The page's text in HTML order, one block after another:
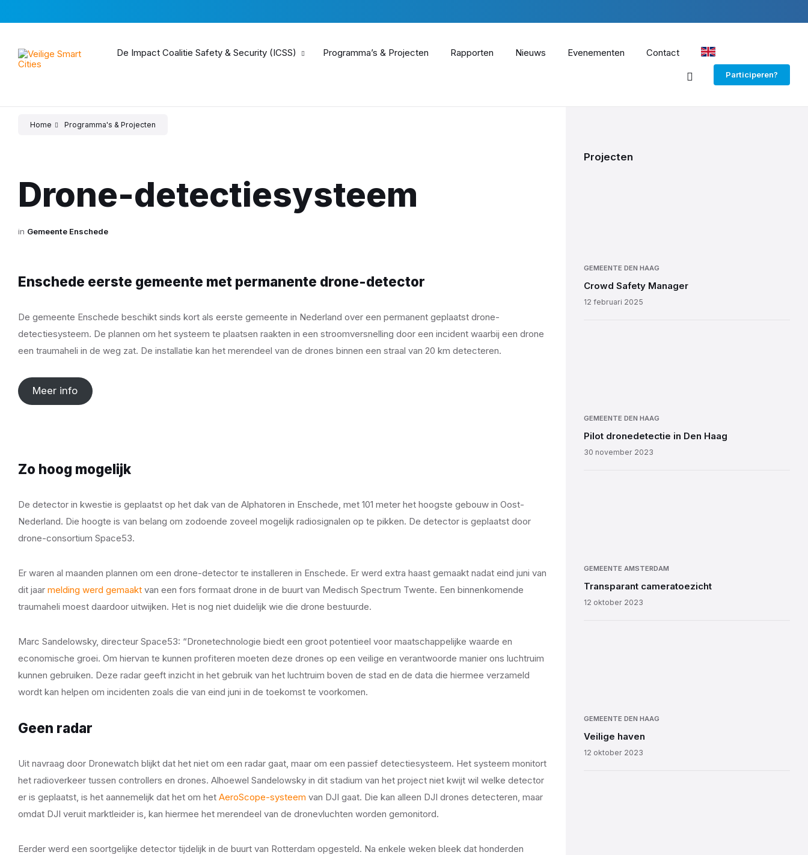
content
main
footer
De Impact Coalitie Safety & Security (ICSS) Programma’s & Projecten Rapporten Nieuws Evenementen Contact EN
Participeren?
Home Programma's & Projecten
Drone-detectiesysteem
in Gemeente Enschede
Enschede eerste gemeente met permanente drone-detector
De gemeente Enschede beschikt sinds kort als eerste gemeente in Nederland over een permanent geplaatst drone-
detectiesysteem. De plannen om het systeem te plaatsen raakten in een stroomversnelling door een incident waarbij een drone
een traumaheli in de weg zat. De installatie kan het merendeel van de drones binnen een straal van 20 km detecteren.
Meer info
Zo hoog mogelijk
De detector in kwestie is geplaatst op het dak van de Alphatoren in Enschede, met 101 meter het hoogste gebouw in Oost-
Nederland. Die hoogte is van belang om zodoende zoveel mogelijk radiosignalen op te pikken. De detector is geplaatst door
drone-consortium Space53.
Er waren al maanden plannen om een drone-detector te installeren in Enschede. Er werd extra haast gemaakt nadat eind juni van
dit jaar melding werd gemaakt van een fors formaat drone in de buurt van Medisch Spectrum Twente. Een binnenkomende
traumaheli moest daardoor uitwijken. Het is nog niet duidelijk wie die drone bestuurde.
Marc Sandelowsky, directeur Space53: “Dronetechnologie biedt een groot potentieel voor maatschappelijke waarde en
economische groei. Om hiervan te kunnen profiteren moeten deze drones op een veilige en verantwoorde manier ons luchtruim
kunnen gebruiken. Deze radar geeft inzicht in het gebruik van het luchtruim boven de stad en de data die hiermee verzameld
wordt kan helpen om incidenten zoals die van eind juni in de toekomst te voorkomen.
Geen radar
Uit navraag door Dronewatch blijkt dat het niet om een radar gaat, maar om een passief detectiesysteem. Het systeem monitort
het radioverkeer tussen controllers en drones. Alhoewel Sandelowsky in dit stadium van het project niet kwijt wil welke detector
er is geplaatst, is het aannemelijk dat het om het AeroScope-systeem van DJI gaat. Die kan alleen DJI drones detecteren, maar
omdat DJI veruit marktleider is, kan hiermee het merendeel van de dronevluchten worden gemonitord.
Eerder werd een soortgelijke detector tijdelijk in de buurt van Rotterdam opgesteld. Na enkele weken bleek dat honderden
Projecten
GEMEENTE DEN HAAG
Crowd Safety Manager
12 februari 2025
GEMEENTE DEN HAAG
Pilot dronedetectie in Den Haag
30 november 2023
GEMEENTE AMSTERDAM
Transparant cameratoezicht
12 oktober 2023
GEMEENTE DEN HAAG
Veilige haven
12 oktober 2023